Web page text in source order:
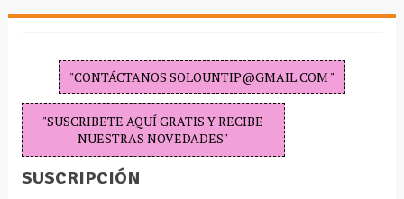
"CONTÁCTANOS SOLOUNTIP@GMAIL.COM "
"SUSCRIBETE AQUÍ GRATIS Y RECIBE
NUESTRAS NOVEDADES"
SUSCRIPCIÓN